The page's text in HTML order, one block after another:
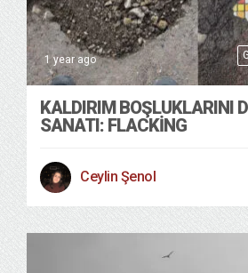
1 year ago
KALDIRIM BOŞLUKLARINI
SANATI: FLACKING
Ceylin Şenol